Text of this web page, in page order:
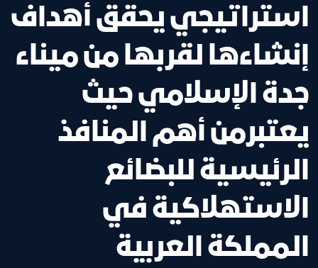
استراتيجي يحقق أهداف
إنشاءها لقربها من ميناء
جدة الإسلامي حيث
يعتبرمن أهم المنافذ
الرئيسية للبضائع
الاستهلاكية في
المملكة العربية